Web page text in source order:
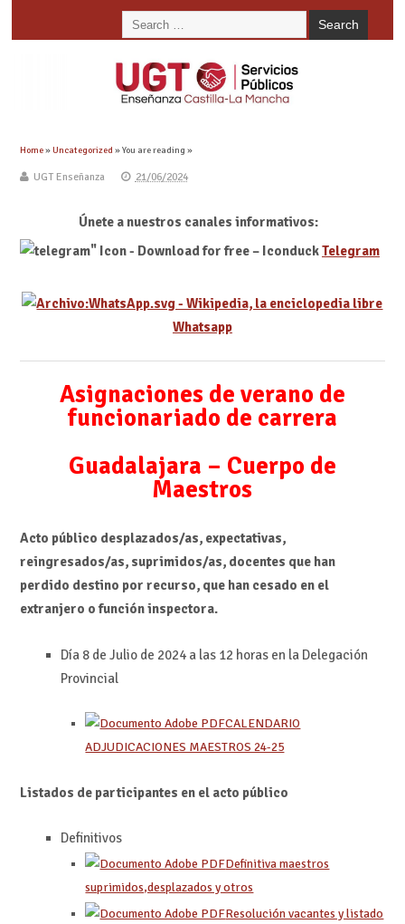
Home»Uncategorized » You are reading »
UGT Enseñanza 21/06/2024
Únete a nuestros canales informativos:
Telegram
Whatsapp
Asignaciones de verano de
funcionariado de carrera
Guadalajara – Cuerpo de
Maestros
Acto público desplazados/as, expectativas,
reingresados/as, suprimidos/as, docentes que han
perdido destino por recurso, que han cesado en el
extranjero o función inspectora.
Día 8 de Julio de 2024 a las 12 horas en la Delegación
Provincial
CALENDARIO
ADJUDICACIONES MAESTROS 24-25
Listados de participantes en el acto público
Definitivos
Definitiva maestros
suprimidos,desplazados y otros
Resolución vacantes y listado